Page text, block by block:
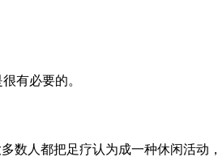
有必要的。
数人都把足疗认为成一种休闲活动